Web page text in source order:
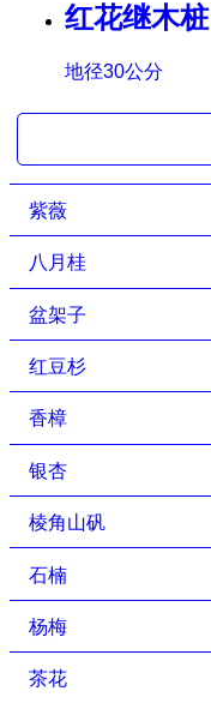
红花继木桩
地径30公分
紫薇
八月桂
盆架子
红豆杉
香樟
银杏
棱角山矾
石楠
杨梅
茶花